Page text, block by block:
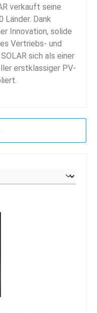
verkauft seine
Länder. Dank
Innovation, solide
Vertriebs- und
sich als einer
erstklassiger PV-